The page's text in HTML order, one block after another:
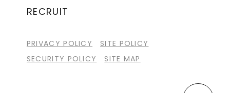
RECRUIT
PRIVACY POLICY
SITE POLICY
SECURITY POLICY
SITE MAP